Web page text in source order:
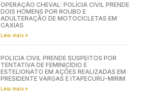
OPERAÇÃO CHEVAL: POLÍCIA CIVIL PRENDE
DOIS HOMENS POR ROUBO E
ADULTERAÇÃO DE MOTOCICLETAS EM
CAXIAS
Leia mais »
POLÍCIA CIVIL PRENDE SUSPEITOS POR
TENTATIVA DE FEMINICÍDIO E
ESTELIONATO EM AÇÕES REALIZADAS EM
PRESIDENTE VARGAS E ITAPECURU-MIRIM
Leia mais »